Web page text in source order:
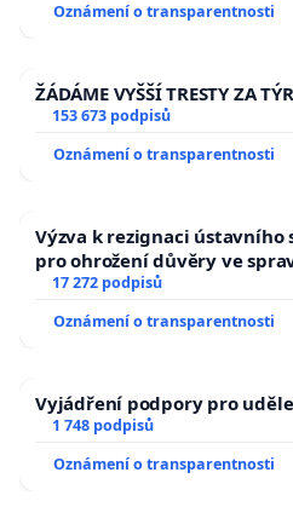
Oznámení o transparentnosti
ŽÁDÁME VYŠŠÍ TRESTY ZA
153 673 podpisů
Oznámení o transparentnosti
Výzva k rezignaci ústavního
pro ohrožení důvěry ve
17 272 podpisů
Oznámení o transparentnosti
Vyjádření podpory pro
1 748 podpisů
Oznámení o transparentnosti